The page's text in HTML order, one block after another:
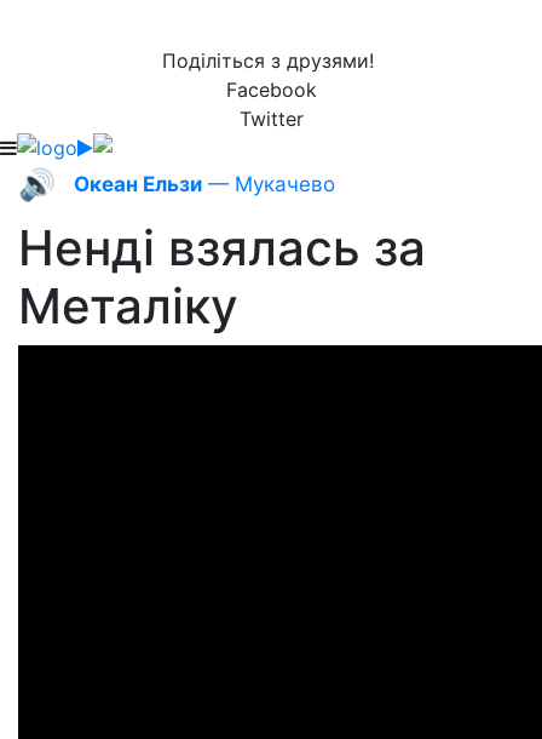
Поділіться з друзями!
Facebook
Twitter
🔊 Океан Ельзи — Мукачево
Ненді взялась за
Металіку